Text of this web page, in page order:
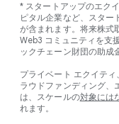
* スタートアップのエク
ピタル企業など、スター
が含まれます。将来株式
Web3 コミュニティを支
ックチェーン財団の助成
プライベート エクイテ
ラウドファンディング、
は、スケールの対象には
れます。